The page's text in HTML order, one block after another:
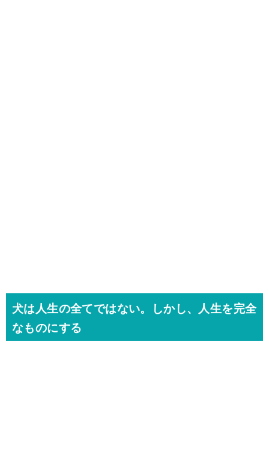
犬は人生の全てではない。しかし、人生を完全
なものにする